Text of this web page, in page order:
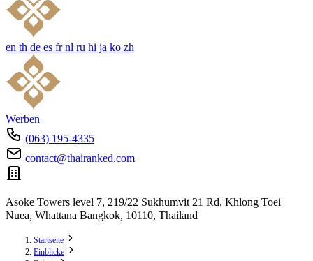
en th de es fr nl ru hi ja ko zh
Werben
(063) 195-4335
contact@thairanked.com
Asoke Towers level 7, 219/22 Sukhumvit 21 Rd, Khlong Toei
Nuea, Whattana Bangkok, 10110, Thailand
Startseite
Einblicke